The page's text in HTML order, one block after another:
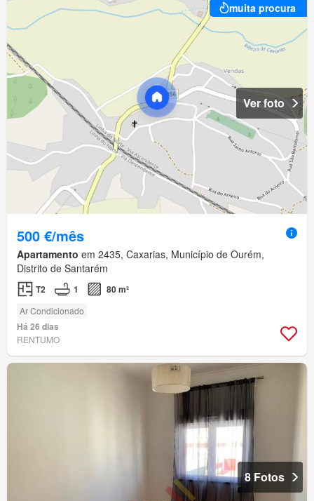
muita procura
Ver foto
500 €/mês
Apartamento em 2435, Caxarias, Município de Ourém,
Distrito de Santarém
T2 1 80 m²
Ar Condicionado
Há 26 dias
RENTUMO
8 Fotos